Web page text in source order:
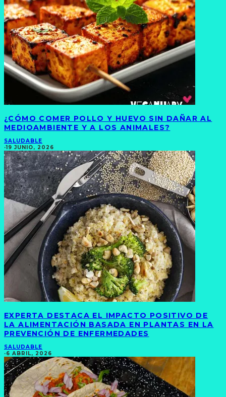
¿CÓMO COMER POLLO Y HUEVO SIN DAÑAR AL
MEDIOAMBIENTE Y A LOS ANIMALES?
SALUDABLE
·19 JUNIO, 2026
EXPERTA DESTACA EL IMPACTO POSITIVO DE
LA ALIMENTACIÓN BASADA EN PLANTAS EN LA
PREVENCIÓN DE ENFERMEDADES
SALUDABLE
·6 ABRIL, 2026